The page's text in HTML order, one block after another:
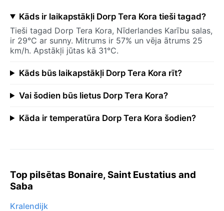
Kāds ir laikapstākļi Dorp Tera Kora tieši tagad?
Tieši tagad Dorp Tera Kora, Nīderlandes Karību salas,
ir 29°C ar sunny. Mitrums ir 57% un vēja ātrums 25
km/h. Apstākļi jūtas kā 31°C.
Kāds būs laikapstākļi Dorp Tera Kora rīt?
Vai šodien būs lietus Dorp Tera Kora?
Kāda ir temperatūra Dorp Tera Kora šodien?
Top pilsētas Bonaire, Saint Eustatius and
Saba
Kralendijk